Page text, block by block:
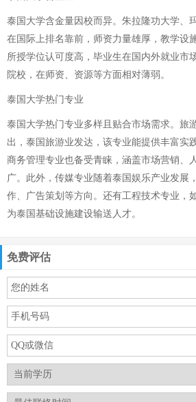
泰国大学含金量因校而异。朱拉隆功大学、
在国际上排名靠前，师资力量雄厚，教学设
所授学位认可度高，毕业生在国内外就业市
院校，在师资、资源等方面相对薄弱。
泰国大学热门专业
泰国大学热门专业多样且贴合市场需求。旅
出，泰国旅游业发达，该专业能提供丰富实
商务管理专业也备受青睐，涵盖市场营销、
广。此外，传媒专业随着泰国娱乐产业发展
作、广告策划等方向。还有工程技术专业，
为泰国基础设施建设输送人才。
免费评估